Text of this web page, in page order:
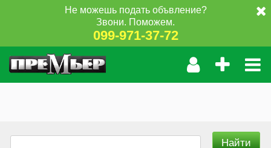
Не можешь подать объвление?
Звони. Поможем.
099-971-37-72